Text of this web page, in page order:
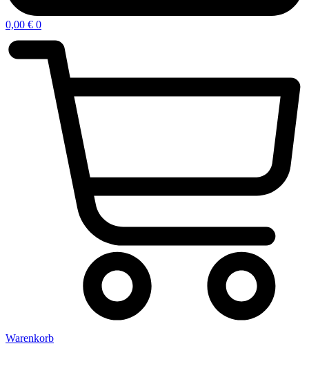
0,00 € 0
Warenkorb